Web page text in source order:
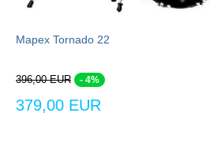
Mapex Tornado 22
396,00 EUR - 4%
379,00 EUR